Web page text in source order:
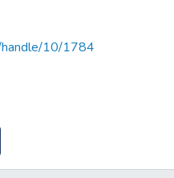
handle/10/1784